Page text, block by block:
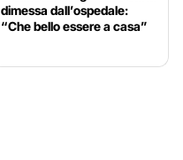
dimessa dall’ospedale:
“Che bello essere a casa”